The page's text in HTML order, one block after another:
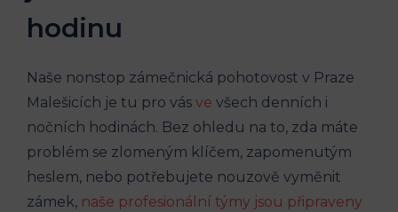
hodinu
Naše nonstop zámečnická pohotovost v Praze
Malešicích je tu pro vás ve všech denních i
nočních hodinách. Bez ohledu na to, zda máte
problém se zlomeným klíčem, zapomenutým
heslem, nebo potřebujete nouzově vyměnit
zámek, naše profesionální týmy jsou připraveny